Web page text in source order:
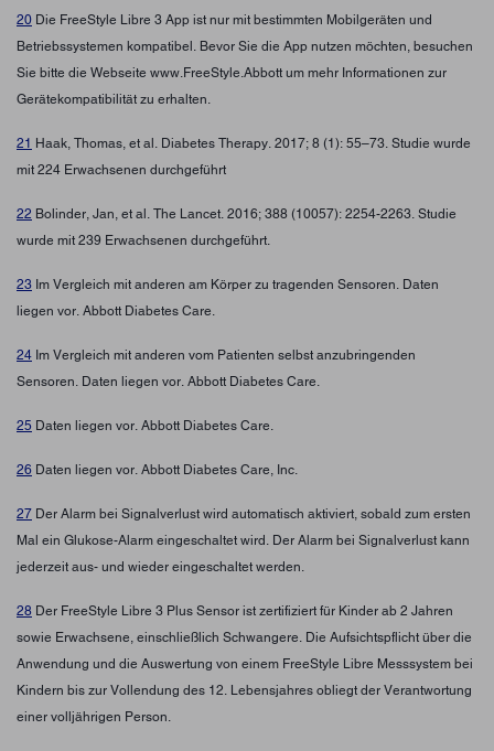
20 Die FreeStyle Libre 3 App ist nur mit bestimmten Mobilgeräten und
Betriebssystemen kompatibel. Bevor Sie die App nutzen möchten, besuchen
Sie bitte die Webseite www.FreeStyle.Abbott um mehr Informationen zur
Gerätekompatibilität zu erhalten.
21 Haak, Thomas, et al. Diabetes Therapy. 2017; 8 (1): 55–73. Studie wurde
mit 224 Erwachsenen durchgeführt
22 Bolinder, Jan, et al. The Lancet. 2016; 388 (10057): 2254-2263. Studie
wurde mit 239 Erwachsenen durchgeführt.
23 Im Vergleich mit anderen am Körper zu tragenden Sensoren. Daten
liegen vor. Abbott Diabetes Care.
24 Im Vergleich mit anderen vom Patienten selbst anzubringenden
Sensoren. Daten liegen vor. Abbott Diabetes Care.
25 Daten liegen vor. Abbott Diabetes Care.
26 Daten liegen vor. Abbott Diabetes Care, Inc.
27 Der Alarm bei Signalverlust wird automatisch aktiviert, sobald zum ersten
Mal ein Glukose-Alarm eingeschaltet wird. Der Alarm bei Signalverlust kann
jederzeit aus- und wieder eingeschaltet werden.
28 Der FreeStyle Libre 3 Plus Sensor ist zertifiziert für Kinder ab 2 Jahren
sowie Erwachsene, einschließlich Schwangere. Die Aufsichtspflicht über die
Anwendung und die Auswertung von einem FreeStyle Libre Messsystem bei
Kindern bis zur Vollendung des 12. Lebensjahres obliegt der Verantwortung
einer volljährigen Person.